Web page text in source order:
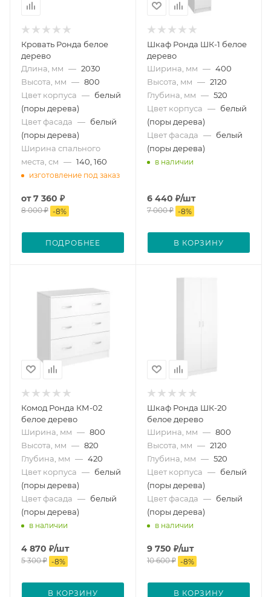
Кровать Ронда белое
дерево
Длина, мм — 2030
Высота, мм — 800
Цвет корпуса — белый
(поры дерева)
Цвет фасада — белый
(поры дерева)
Ширина спального
места, см — 140, 160
изготовление под заказ
от7 360 ₽
8 000 ₽ -8%
ПОДРОБНЕЕ
Шкаф Ронда ШК-1 белое
дерево
Ширина, мм — 400
Высота, мм — 2120
Глубина, мм — 520
Цвет корпуса — белый
(поры дерева)
Цвет фасада — белый
(поры дерева)
в наличии
6 440 ₽/шт
7 000₽ -8%
В КОРЗИНУ
Комод Ронда КМ-02
белое дерево
Ширина, мм — 800
Высота, мм — 820
Глубина, мм — 420
Цвет корпуса — белый
(поры дерева)
Цвет фасада — белый
(поры дерева)
в наличии
4 870 ₽/шт
5 300₽ -8%
В КОРЗИНУ
Шкаф Ронда ШК-20
белое дерево
Ширина, мм — 800
Высота, мм — 2120
Глубина, мм — 520
Цвет корпуса — белый
(поры дерева)
Цвет фасада — белый
(поры дерева)
в наличии
9 750 ₽/шт
10 600₽ -8%
В КОРЗИНУ